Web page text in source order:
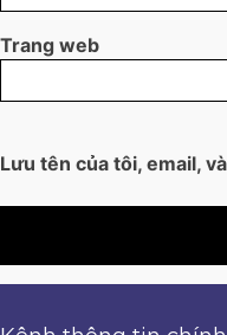
Trang web
Lưu tên của tôi, email,